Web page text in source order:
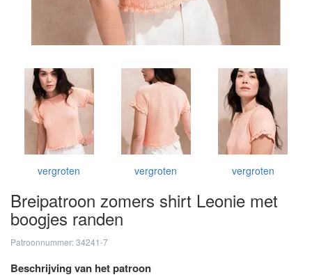
vergroten vergroten vergroten
Breipatroon zomers shirt Leonie met
boogjes randen
Patroonnummer: 34241-7
Beschrijving van het patroon